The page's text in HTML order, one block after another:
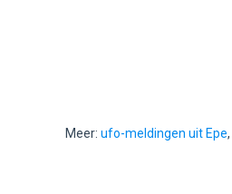
Meer: ufo-meldingen uit Epe,